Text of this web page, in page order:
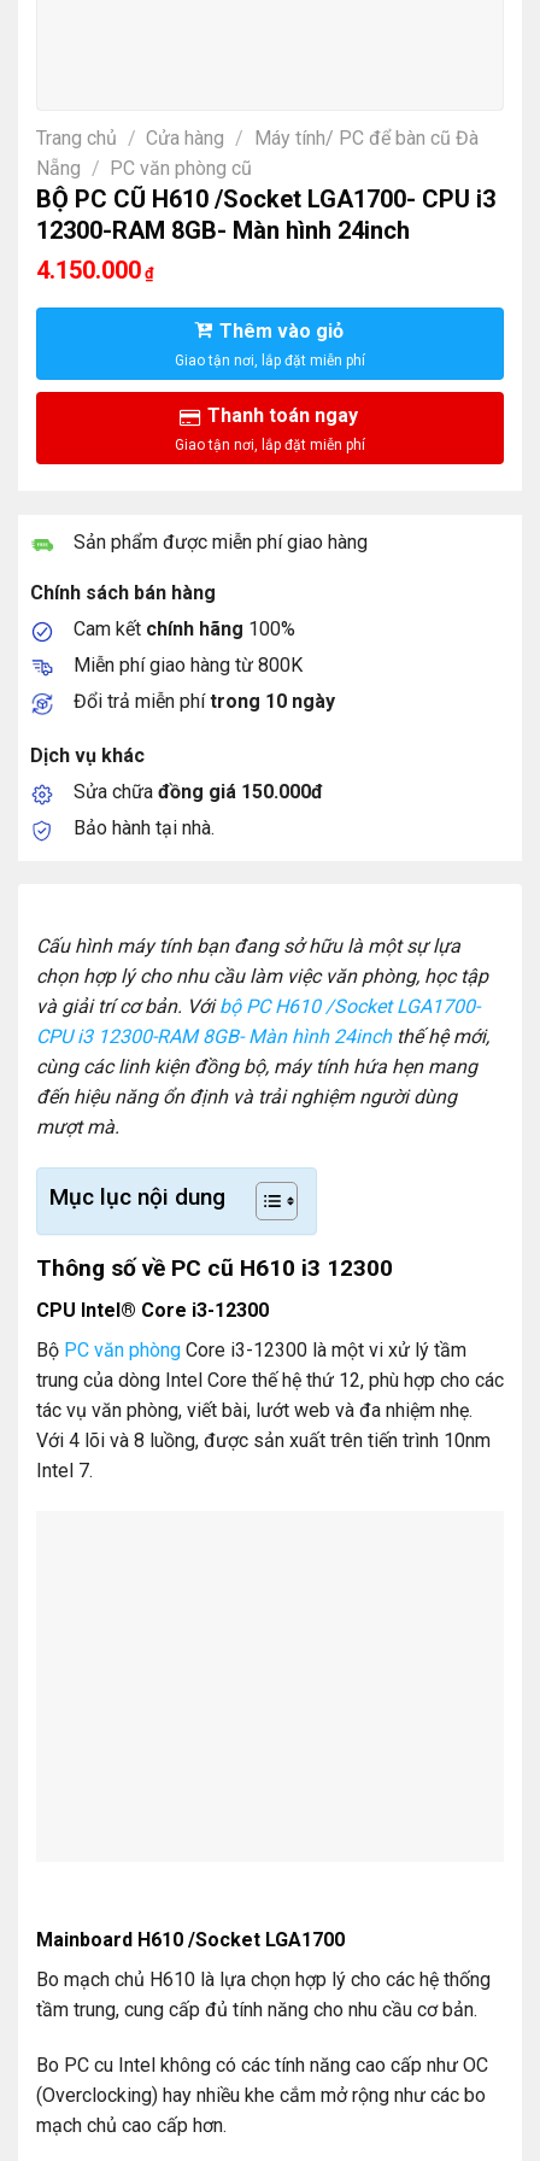
Trang chủ / Cửa hàng /
Máy tính/ PC để bàn cũ Đà
Nẵng / PC văn phòng cũ
BỘ PC CŨ H610 /Socket LGA1700- CPU i3
12300-RAM 8GB- Màn hình 24inch
4.150.000 ₫
Thêm vào giỏ
Thanh toán ngay
Sản phẩm được miễn phí giao hàng
Chính sách bán hàng
Cam kết chính hãng 100%
Miễn phí giao hàng từ 800K
Đổi trả miễn phítrong 10 ngày
Dịch vụ khác
Sửa chữa đồng giá 150.000đ
Bảo hành tại nhà.
Cấu hình máy tính bạn đang sở hữu là một sự lựa
chọn hợp lý cho nhu cầu làm việc văn phòng, học tập
và giải trí cơ bản. Vớibộ PC H610 /Socket LGA1700-
CPU i3 12300-RAM 8GB- Màn hình 24inchthế hệ mới,
cùng các linh kiện đồng bộ, máy tính hứa hẹn mang
đến hiệu năng ổn định và trải nghiệm người dùng
mượt mà.
Mục lục nội dung
Thông số về PC cũ H610 i3 12300
CPU Intel® Core i3-12300
Bộ PC văn phòng Core i3-12300 là một vi xử lý tầm
trung của dòng Intel Core thế hệ thứ 12, phù hợp cho các
tác vụ văn phòng, viết bài, lướt web và đa nhiệm nhẹ.
Với 4 lõi và 8 luồng, được sản xuất trên tiến trình 10nm
Intel 7.
Mainboard H610 /Socket LGA1700
Bo mạch chủ H610 là lựa chọn hợp lý cho các hệ thống
tầm trung, cung cấp đủ tính năng cho nhu cầu cơ bản.
Bo PC cu Intel không có các tính năng cao cấp như OC
(Overclocking) hay nhiều khe cắm mở rộng như các bo
mạch chủ cao cấp hơn.